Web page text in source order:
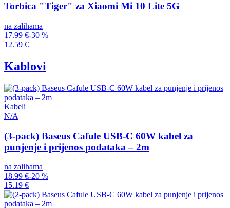
Torbica "Tiger" za Xiaomi Mi 10 Lite 5G
na zalihama
17.99 €-30 %
12.59 €
Kablovi
Kabeli
N/A
(3-pack) Baseus Cafule USB-C 60W kabel za
punjenje i prijenos podataka – 2m
na zalihama
18.99 €-20 %
15.19 €